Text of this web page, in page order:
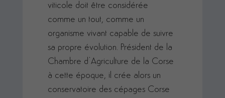
viticole doit être considérée
comme un tout, comme un
organisme vivant capable de suivre
sa propre évolution. Président de la
Chambre d’Agriculture de la Corse
à cette époque, il crée alors un
conservatoire des cépages Corse